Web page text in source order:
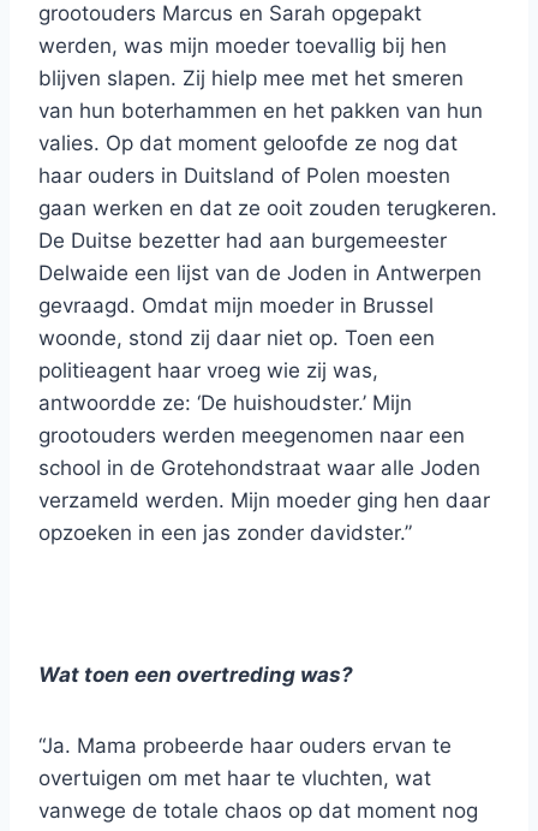
grootouders Marcus en Sarah opgepakt
werden, was mijn moeder toevallig bij hen
blijven slapen. Zij hielp mee met het smeren
van hun boterhammen en het pakken van hun
valies. Op dat moment geloofde ze nog dat
haar ouders in Duitsland of Polen moesten
gaan werken en dat ze ooit zouden terugkeren.
De Duitse bezetter had aan burgemeester
Delwaide een lijst van de Joden in Antwerpen
gevraagd. Omdat mijn moeder in Brussel
woonde, stond zij daar niet op. Toen een
politieagent haar vroeg wie zij was,
antwoordde ze: ‘De huishoudster.’ Mijn
grootouders werden meegenomen naar een
school in de Grotehondstraat waar alle Joden
verzameld werden. Mijn moeder ging hen daar
opzoeken in een jas zonder davidster.”
Wat toen een overtreding was?
“Ja. Mama probeerde haar ouders ervan te
overtuigen om met haar te vluchten, wat
vanwege de totale chaos op dat moment nog